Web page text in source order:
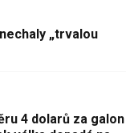
„trvalou
4 dolarů za galon